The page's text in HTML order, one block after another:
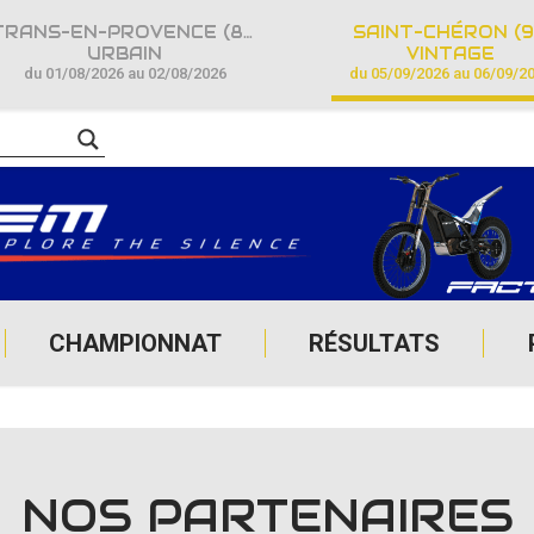
CHAMPIONNAT RÉSULTATS
TRANS-EN-PROVENCE (83)
URBAIN
du 01/08/2026 au 02/08/2026
SAINT-CHÉRON
VINTAGE
du 05/09/2026 au 06/09/
NOS PARTENAIRES